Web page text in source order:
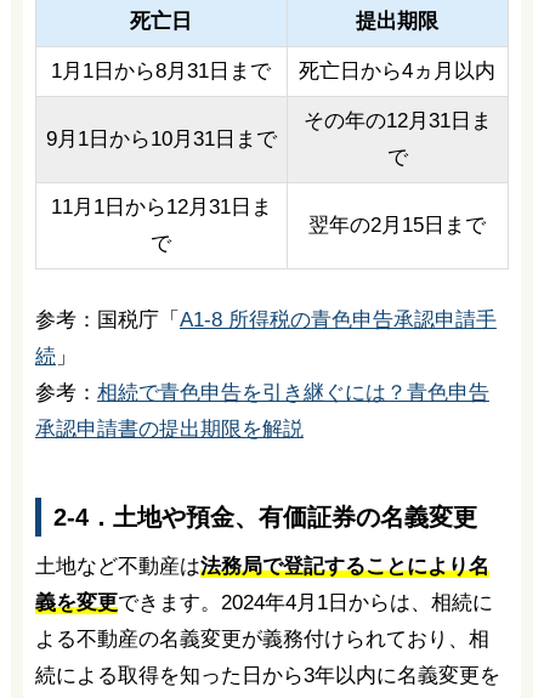
死亡日 提出期限
1月1日から8月31日まで 死亡日から4ヵ月以内
9月1日から10月31日まで
その年の12月31日ま
で
11月1日から12月31日ま
で
翌年の2月15日まで
参考：国税庁「 A1-8 所得税の青色申告承認申請手
続」
参考： 相続で青色申告を引き継ぐには？青色申告
承認申請書の提出期限を解説
2-4．土地や預金、有価証券の名義変更
土地など不動産は法務局で登記することにより名
義を変更できます。2024年4月1日からは、相続に
よる不動産の名義変更が義務付けられており、相
続による取得を知った日から3年以内に名義変更を